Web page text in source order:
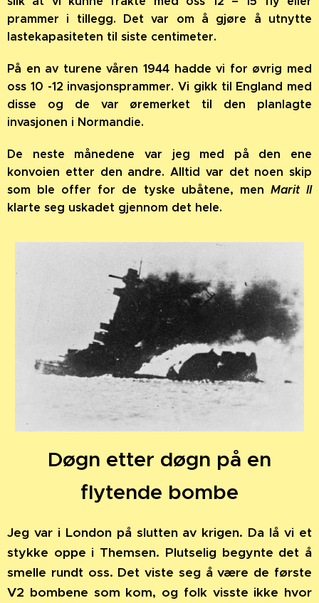
prammer i tillegg. Det var om å gjøre å utnytte
lastekapasiteten til siste centimeter.
På en av turene våren 1944 hadde vi for øvrig med
oss 10 -12 invasjonsprammer. Vi gikk til England med
disse og de var øremerket til den planlagte
invasjonen i Normandie.
De neste månedene var jeg med på den ene
konvoien etter den andre. Alltid var det noen skip
som ble offer for de tyske ubåtene, men Marit II
klarte seg uskadet gjennom det hele.
Døgn etter døgn på en
flytende bombe
Jeg var i London på slutten av krigen. Da lå vi et
stykke oppe i Themsen. Plutselig begynte det å
smelle rundt oss. Det viste seg å være de første
V2 bombene som kom, og folk visste ikke hvor